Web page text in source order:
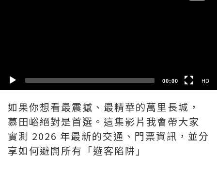
00:00 HD
如果你想看最震撼、最精華的萬里長城，
慕田峪絕對是首選。這集影片我會帶大家
實測 2026 年最新的交通、門票資訊，並分
享如何避開所有「遊客陷阱」